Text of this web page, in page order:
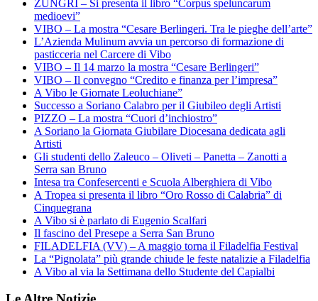
ZUNGRI – Si presenta il libro “Corpus speluncarum
medioevi”
VIBO – La mostra “Cesare Berlingeri. Tra le pieghe dell’arte”
L’Azienda Mulinum avvia un percorso di formazione di
pasticceria nel Carcere di Vibo
VIBO – Il 14 marzo la mostra “Cesare Berlingeri”
VIBO – Il convegno “Credito e finanza per l’impresa”
A Vibo le Giornate Leoluchiane”
Successo a Soriano Calabro per il Giubileo degli Artisti
PIZZO – La mostra “Cuori d’inchiostro”
A Soriano la Giornata Giubilare Diocesana dedicata agli
Artisti
Gli studenti dello Zaleuco – Oliveti – Panetta – Zanotti a
Serra san Bruno
Intesa tra Confesercenti e Scuola Alberghiera di Vibo
A Tropea si presenta il libro “Oro Rosso di Calabria” di
Cinquegrana
A Vibo si è parlato di Eugenio Scalfari
Il fascino del Presepe a Serra San Bruno
FILADELFIA (VV) – A maggio torna il Filadelfia Festival
La “Pignolata” più grande chiude le feste natalizie a Filadelfia
A Vibo al via la Settimana dello Studente del Capialbi